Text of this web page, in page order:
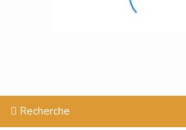
Recherche